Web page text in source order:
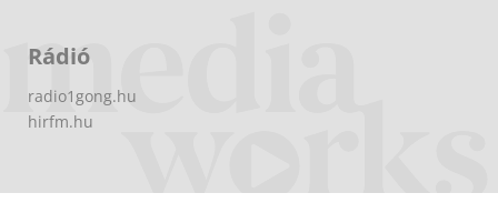
Rádió
radio1gong.hu
hirfm.hu